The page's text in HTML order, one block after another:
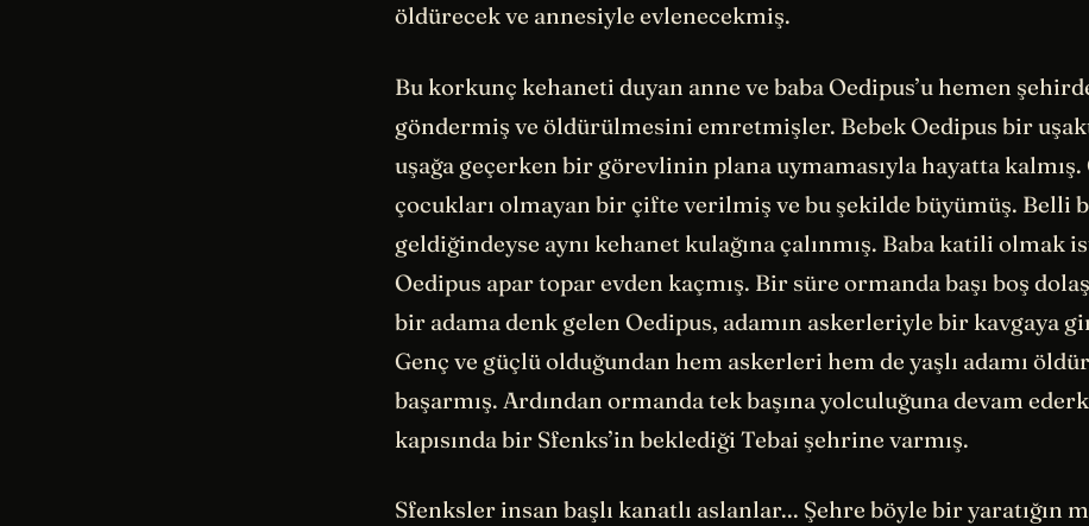
öldürecek ve annesiyle evlenecekmiş.
Bu korkunç kehaneti duyan anne ve baba Oedipus’u hemen
göndermiş ve öldürülmesini emretmişler. Bebek Oedipus bir
uşağa geçerken bir görevlinin plana uymamasıyla hayatta kalmış.
çocukları olmayan bir çifte verilmiş ve bu şekilde büyümüş. Belli
geldiğindeyse aynı kehanet kulağına çalınmış. Baba katili olmak
Oedipus apar topar evden kaçmış. Bir süre ormanda başı boş
bir adama denk gelen Oedipus, adamın askerleriyle bir kavgaya
Genç ve güçlü olduğundan hem askerleri hem de yaşlı adamı
başarmış. Ardından ormanda tek başına yolculuğuna devam
kapısında bir Sfenks’in beklediği Tebai şehrine varmış.
Sfenksler insan başlı kanatlı aslanlar... Şehre böyle bir yaratığın